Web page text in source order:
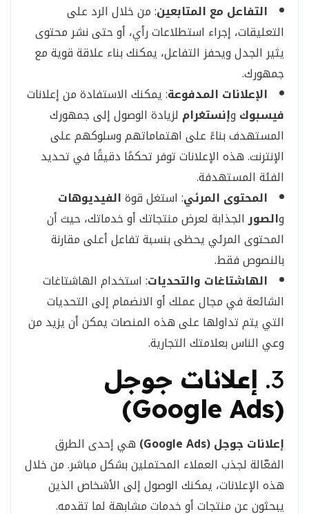
التفاعل مع المتابعين: من خلال الرد على
التعليقات، إجراء استطلاعات رأي، أو حتى نشر محتوى
يثير الجدل ويحفز التفاعل، يمكنك بناء علاقة قوية مع
جمهورك.
الإعلانات المدفوعة: يمكنك الاستفادة من إعلانات
فيسبوك وإنستغرام لزيادة الوصول إلى جمهورك
المستهدف بناءً على اهتماماتهم وسلوكهم على
الإنترنت. هذه الإعلانات توفر تحكمًا دقيقًا في تحديد
الفئة المستهدفة.
المحتوى المرئي: استغل قوةالفيديوهات
والصورالجذابة لعرض منتجاتك أو خدماتك، حيث أن
المحتوى المرئي يحظى بنسبة تفاعل أعلى مقارنة
بالنصوص فقط.
الهاشتاغات والتحديات: استخدام الهاشتاغات
الشائعة في مجال عملك أو الانضمام إلى التحديات
التي يتم تداولها على هذه المنصات يمكن أن يزيد من
وعي الناس بعلامتك التجارية.
3. إعلانات جوجل
(Google Ads)
إعلانات جوجل (Google Ads)
هي إحدى الطرق
الفعّالة لجذب العملاء المحتملين بشكل مباشر. من خلال
هذه الإعلانات، يمكنك الوصول إلى الأشخاص الذين
يبحثون عن منتجات أو خدمات مشابهة لما تقدمه.